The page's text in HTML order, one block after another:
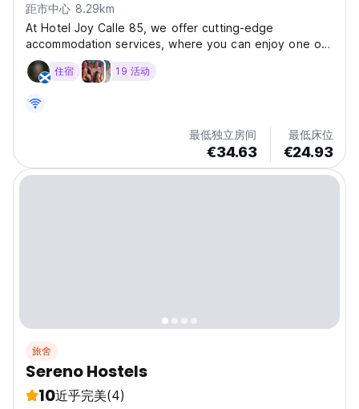
距市中心 8.29km
At Hotel Joy Calle 85, we offer cutting-edge
accommodation services, where you can enjoy one of
the most unique experiences in Bogotá, as we provide
capsule-style accommodation, adding a futuristic touch
住宿 19 活动
最低独立房间
€34.63
最低床位
€24.93
旅舍
Sereno Hostels
10近乎完美(4)